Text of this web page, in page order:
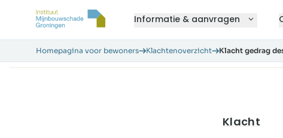
Informatie & aanvragen
Homepagina voor bewoners Klachtenoverzicht Klacht gedrag
Klacht